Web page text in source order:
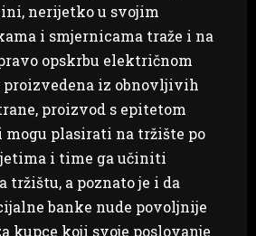
nerijetko u svojim
i smjernicama traže i na
opskrbu električnom
proizvedena iz obnovljivih
proizvod s epitetom
mogu plasirati na tržište po
i time ga učiniti
a poznato je i da
banke nude povoljnije
kupce koji svoje poslovanje